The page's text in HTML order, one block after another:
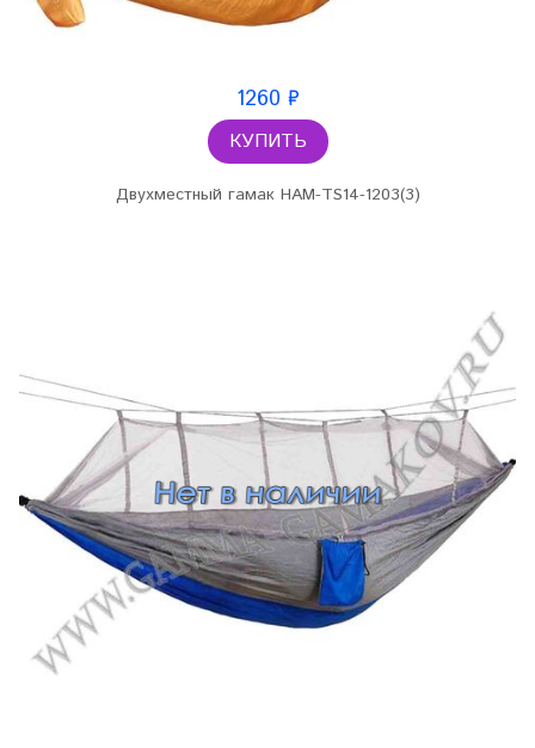
1260 ₽
КУПИТЬ
Двухместный гамак HAM-TS14-1203(3)